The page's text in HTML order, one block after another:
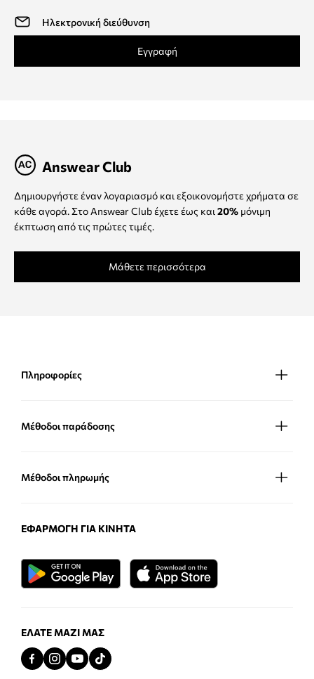
Εγγραφή
Answear Club
Δημιουργήστε έναν λογαριασμό και εξοικονομήστε χρήματα σε
κάθε αγορά. Στο Answear Club έχετε έως και 20% μόνιμη
έκπτωση από τις πρώτες τιμές.
Μάθετε περισσότερα
Πληροφορίες
Μέθοδοι παράδοσης
Μέθοδοι πληρωμής
ΕΦΑΡΜΟΓΉ ΓΙΑ ΚΙΝΗΤΆ
ΕΛΆΤΕ ΜΑΖΊ ΜΑΣ